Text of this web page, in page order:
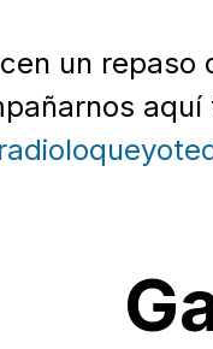
un
aquí